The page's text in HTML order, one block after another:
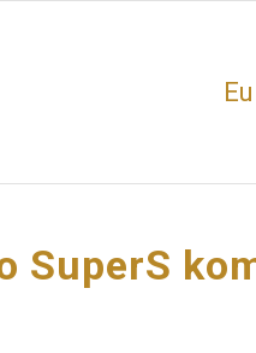
SuperS